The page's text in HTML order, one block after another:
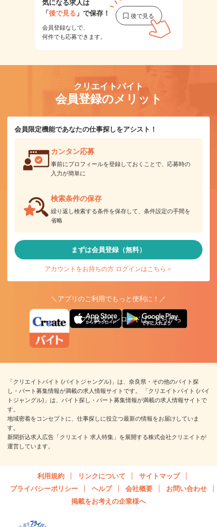
気になる求人は
「後で見る 」で保存！
会員登録なしで、
何件でも応募できます。
クリエイトバイト
会員登録のメリット
会員限定機能であなたの仕事探しをアシスト！
カンタン応募
事前にプロフィールを登録しておくことで、応募時の
入力が簡単に
検索条件の保存
繰り返し検索する条件を保存して、条件設定の手間を
省略
まずは会員登録（無料）
アカウントをお持ちの方 ログインはこちら＞
＼アプリのご利用でもっと便利に！／
アプリ版ダウンロードはこちらから
「クリエイトバイト (バイトジャングル)」は、奈良県・その他のバイト探
し・パート募集情報が満載の求人情報サイトです。 「クリエイトバイト (バイ
トジャングル)」は、バイト探し・パート募集情報が満載の求人情報サイトで
す。
地域密着をコンセプトに、仕事探しに役立つ最新の情報をお届けしていま
す。
新聞折込求人広告「クリエイト 求人特集」を展開する株式会社クリエイトが
運営しています。
利用規約 リンクについて
サイトマップ
プライバシーポリシー
ヘルプ 会社概要
お問い合わせ
掲載をお考えの企業様へ